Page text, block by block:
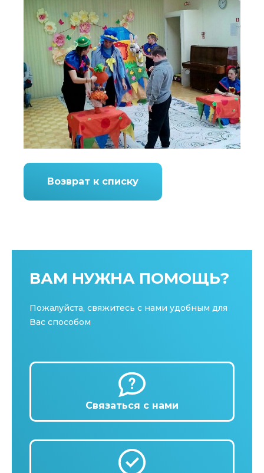
Возврат к списку
ВАМ НУЖНА ПОМОЩЬ?
Пожалуйста, свяжитесь с нами удобным для
Вас способом
Связаться с нами